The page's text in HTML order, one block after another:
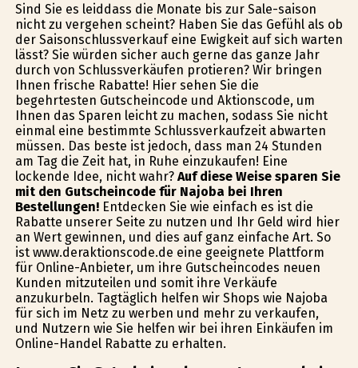
Sind Sie es leiddass die Monate bis zur Sale-saison
nicht zu vergehen scheint? Haben Sie das Gefühl als ob
der Saisonschlussverkauf eine Ewigkeit auf sich warten
lässt? Sie würden sicher auch gerne das ganze Jahr
durch von Schlussverkäufen profitieren? Wir bringen
Ihnen frische Rabatte! Hier sehen Sie die
begehrtesten Gutscheincode und Aktionscode, um
Ihnen das Sparen leicht zu machen, sodass Sie nicht
einmal eine bestimmte Schlussverkaufzeit abwarten
müssen. Das beste ist jedoch, dass man 24 Stunden
am Tag die Zeit hat, in Ruhe einzukaufen! Eine
lockende Idee, nicht wahr? Auf diese Weise sparen Sie
mit den Gutscheincode für Najoba bei Ihren
Bestellungen!Entdecken Sie wie einfach es ist die
Rabatte unserer Seite zu nutzen und Ihr Geld wird hier
an Wert gewinnen, und dies auf ganz einfache Art. So
ist www.deraktionscode.de eine geeignete Plattform
für Online-Anbieter, um ihre Gutscheincodes neuen
Kunden mitzuteilen und somit ihre Verkäufe
anzukurbeln. Tagtäglich helfen wir Shops wie Najoba
für sich im Netz zu werben und mehr zu verkaufen,
und Nutzern wie Sie helfen wir bei ihren Einkäufen im
Online-Handel Rabatte zu erhalten.